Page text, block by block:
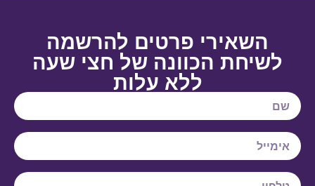
השאירי פרטים להרשמה
לשיחת הכוונה של חצי שעה
ללא עלות